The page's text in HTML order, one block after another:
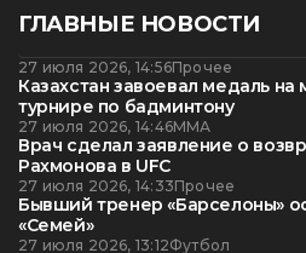
ГЛАВНЫЕ НОВОСТИ
27 июля 2026, 14:56Прочее
Казахстан завоевал медаль
турнире по бадминтону
27 июля 2026, 14:46ММА
Врач сделал заявление о
Рахмонова в UFC
27 июля 2026, 14:33Прочее
Бывший тренер «Барселоны»
«Семей»
27 июля 2026, 13:12Футбол